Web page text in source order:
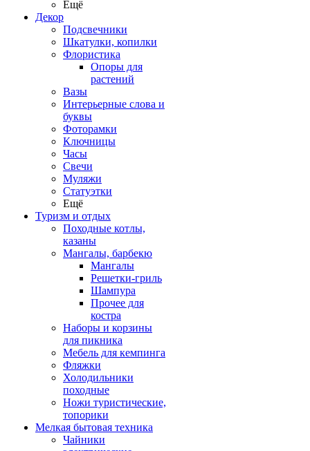
Ещё
Декор
Подсвечники
Шкатулки, копилки
Флористика
Опоры для
растений
Вазы
Интерьерные слова и
буквы
Фоторамки
Ключницы
Часы
Свечи
Муляжи
Статуэтки
Ещё
Туризм и отдых
Походные котлы,
казаны
Мангалы, барбекю
Мангалы
Решетки-гриль
Шампура
Прочее для
костра
Наборы и корзины
для пикника
Мебель для кемпинга
Фляжки
Холодильники
походные
Ножи туристические,
топорики
Мелкая бытовая техника
Чайники